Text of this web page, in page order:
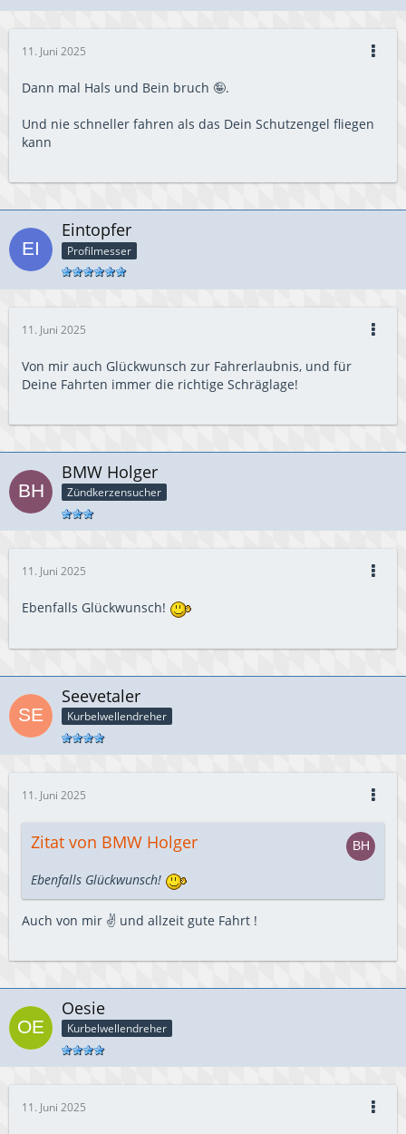
11. Juni 2025
Dann mal Hals und Bein bruch 🤪.
Und nie schneller fahren als das Dein Schutzengel fliegen
kann
Eintopfer
Profilmesser
11. Juni 2025
Von mir auch Glückwunsch zur Fahrerlaubnis, und für
Deine Fahrten immer die richtige Schräglage!
BMW Holger
Zündkerzensucher
11. Juni 2025
Ebenfalls Glückwunsch!
Seevetaler
Kurbelwellendreher
11. Juni 2025
Zitat von BMW Holger
Ebenfalls Glückwunsch!
Auch von mir ✌️ und allzeit gute Fahrt !
Oesie
Kurbelwellendreher
11. Juni 2025